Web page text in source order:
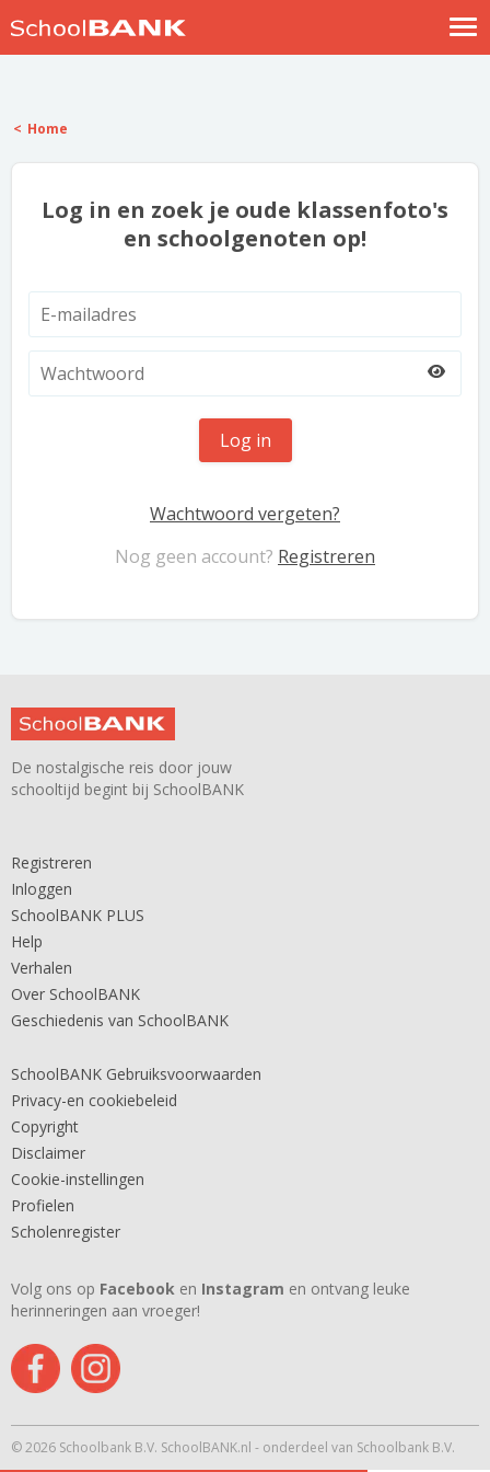
Help
Home
Log in en zoek je oude klassenfoto's
en schoolgenoten op!
Log in
Wachtwoord vergeten?
Nog geen account? Registreren
De nostalgische reis door jouw
schooltijd begint bij SchoolBANK
Registreren
Inloggen
SchoolBANK PLUS
Help
Verhalen
Over SchoolBANK
Geschiedenis van SchoolBANK
SchoolBANK Gebruiksvoorwaarden
Privacy-en cookiebeleid
Copyright
Disclaimer
Cookie-instellingen
Profielen
Scholenregister
Volg ons op Facebook en Instagram en ontvang leuke
herinneringen aan vroeger!
© 2026 Schoolbank B.V. SchoolBANK.nl - onderdeel van Schoolbank B.V.